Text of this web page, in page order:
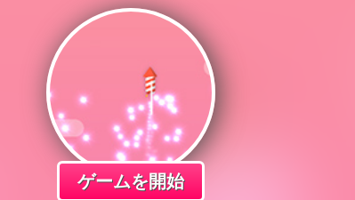
ゲームを開始